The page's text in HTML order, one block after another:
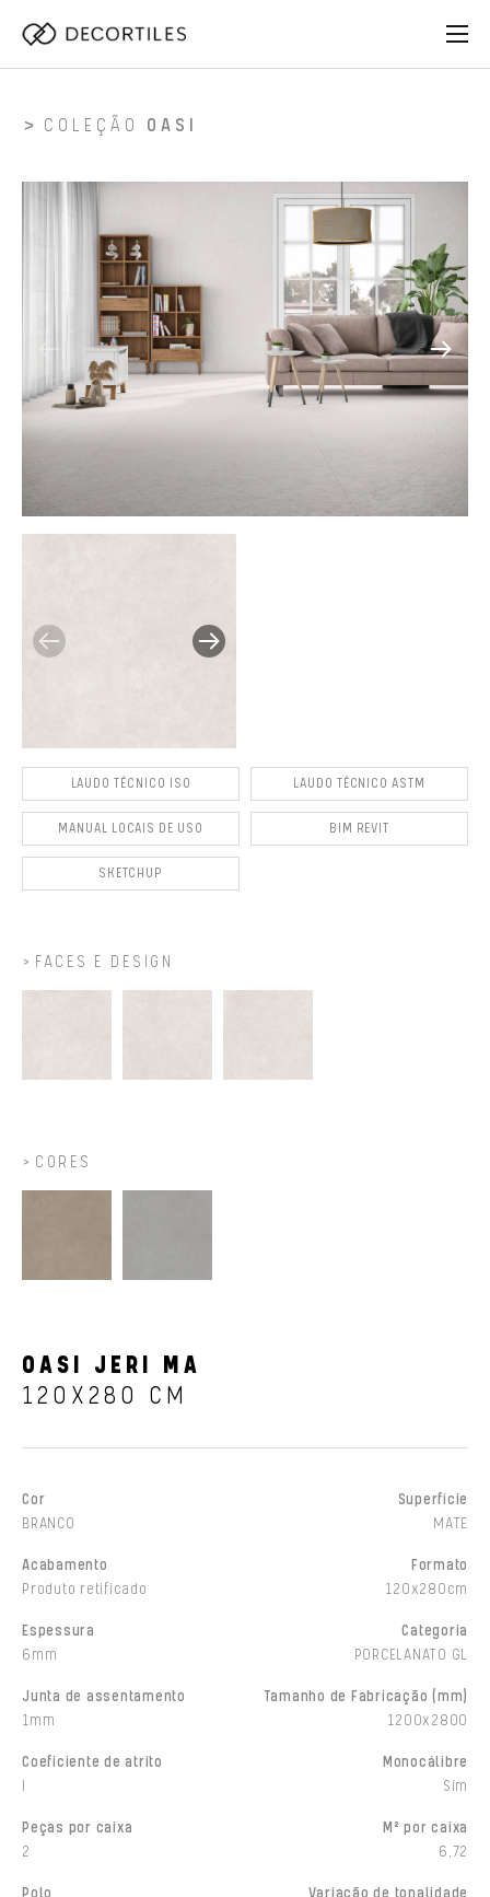
COLEÇÃO OASI
LAUDO TÉCNICO ISO LAUDO TÉCNICO ASTM
MANUAL LOCAIS DE USO BIM REVIT
SKETCHUP
FACES E DESIGN
CORES
OASI JERI MA
120X280 CM
Cor
BRANCO
Superfície
MATE
Acabamento
Produto retificado
Formato
120x280cm
Espessura
6mm
Categoria
PORCELANATO GL
Junta de assentamento
1mm
Tamanho de Fabricação (mm)
1200x2800
Coeficiente de atrito
Monocálibre
Sim
Peças por caixa
2
M² por caixa
6,72